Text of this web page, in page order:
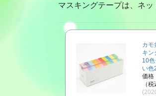
マスキングテープは、ネ
カモ
キン
10
い色
価格
（